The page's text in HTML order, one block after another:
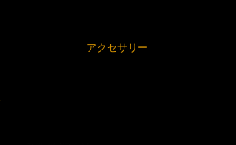
アクセサリー